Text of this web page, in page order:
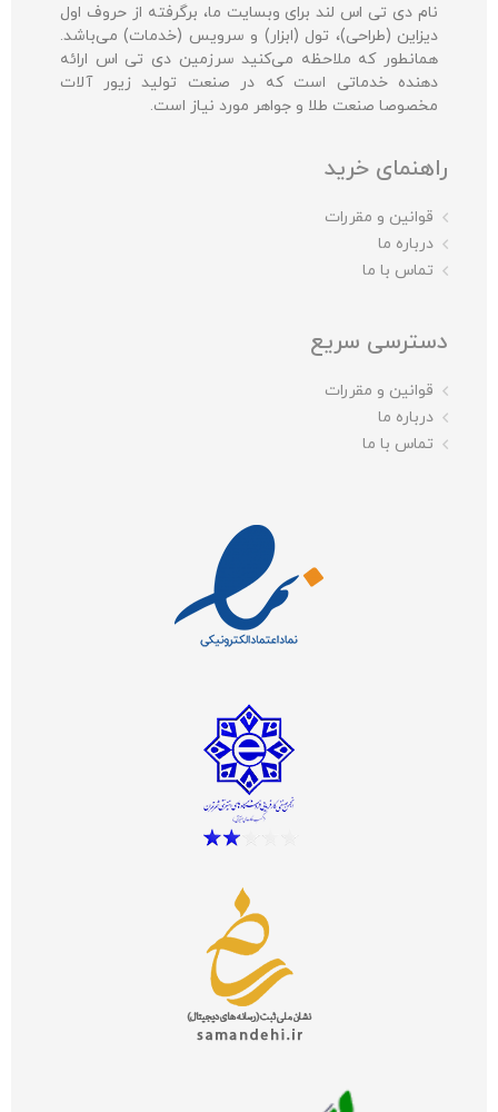
نام دی تی اس لند برای وبسایت ما، برگرفته از حروف اول
دیزاین (طراحی)، تول (ابزار) و سرویس (خدمات) می‌باشد.
همانطور که ملاحظه می‌کنید سرزمین دی تی اس ارائه
دهنده خدماتی است که در صنعت تولید زیور آلات
مخصوصا صنعت طلا و جواهر مورد نیاز است.
راهنمای خرید
قوانین و مقررات
درباره ما
تماس با ما
دسترسی سریع
قوانین و مقررات
درباره ما
تماس با ما